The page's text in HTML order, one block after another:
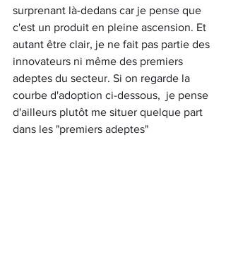
surprenant là-dedans car je pense que
c'est un produit en pleine ascension. Et
autant être clair, je ne fait pas partie des
innovateurs ni même des premiers
adeptes du secteur. Si on regarde la
courbe d'adoption ci-dessous,  je pense
d'ailleurs plutôt me situer quelque part
dans les "premiers adeptes"